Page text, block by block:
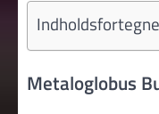
Metaloglobus